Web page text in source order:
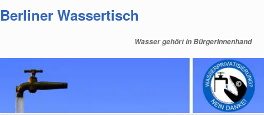
primären
Berliner Wassertisch
Wasser gehört in BürgerInnenhand